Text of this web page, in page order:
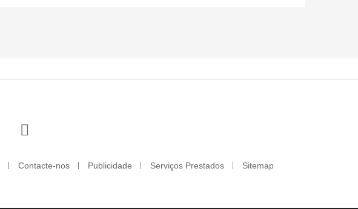
Contacte-nos Publicidade Serviços Prestados Sitemap